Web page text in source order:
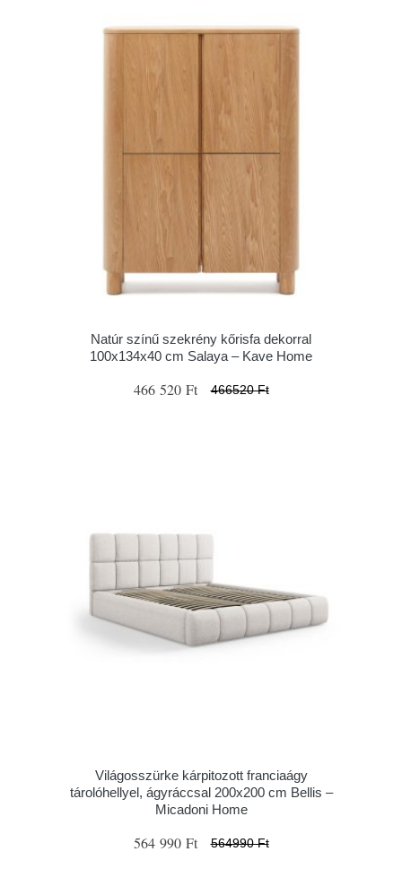
Natúr színű szekrény kőrisfa dekorral
100x134x40 cm Salaya – Kave Home
466 520 Ft 466520 Ft
Világosszürke kárpitozott franciaágy
tárolóhellyel, ágyráccsal 200x200 cm Bellis –
Micadoni Home
564 990 Ft 564990 Ft